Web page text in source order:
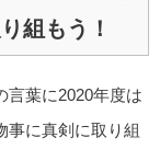
組もう！
言葉に2020年度は
事に真剣に取り組